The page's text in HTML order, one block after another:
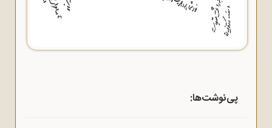
پی‌نوشت‌ها: